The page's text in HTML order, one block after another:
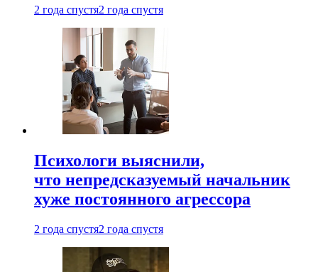
2 года спустя2 года спустя
Психологи выяснили,
что непредсказуемый начальник
хуже постоянного агрессора
2 года спустя2 года спустя